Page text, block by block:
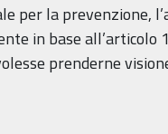
per la prevenzione,
in base all’articolo
prenderne